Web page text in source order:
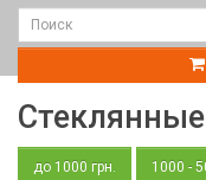
до 1000 грн. 1000 -